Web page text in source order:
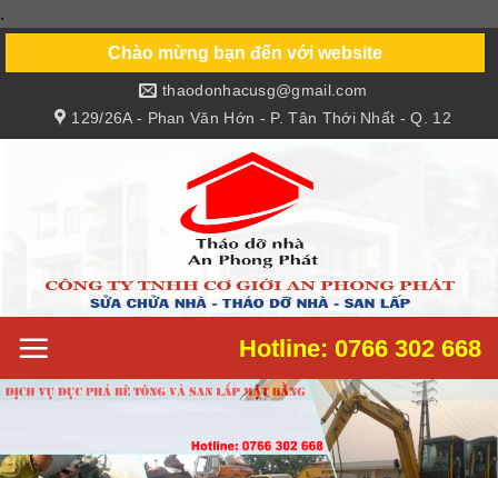
.
content
Chào mừng bạn đến với website
129/26A - Phan Văn Hớn - P. Tân Thới Nhất - Q. 12
thaodonhacusg@gmail.com
Hotline: 0766 302 668